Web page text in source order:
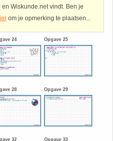
Wiskunde.net vindt. Ben je
om je opmerking te plaatsen...
24 Opgave 25
28 Opgave 29
32 Opgave 33
exponenten
functie
cirkels
verbanden